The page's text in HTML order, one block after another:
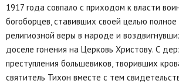
1917 года совпало с приходом к власти
богоборцев, ставивших своей целью
религиозной веры в народе и
доселе гонения на Церковь Христову. С
преступления большевиков, творивших
святитель Тихон вместе с тем